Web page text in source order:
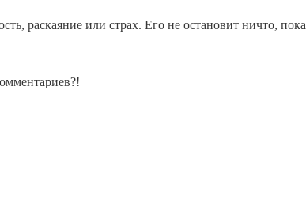
раскаяние или страх. Его не остановит ничто, пока